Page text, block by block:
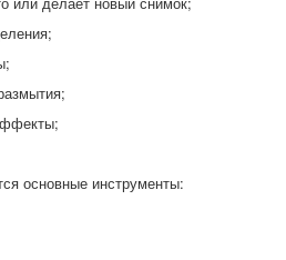
основные инструменты: